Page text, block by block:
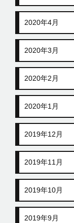
2020年4月
2020年3月
2020年2月
2020年1月
2019年12月
2019年11月
2019年10月
2019年9月